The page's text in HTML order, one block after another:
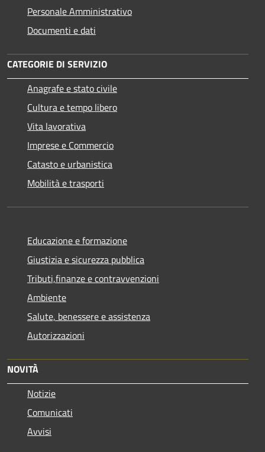
Personale Amministrativo
Documenti e dati
CATEGORIE DI SERVIZIO
Anagrafe e stato civile
Cultura e tempo libero
Vita lavorativa
Imprese e Commercio
Catasto e urbanistica
Mobilità e trasporti
Educazione e formazione
Giustizia e sicurezza pubblica
Tributi,finanze e contravvenzioni
Ambiente
Salute, benessere e assistenza
Autorizzazioni
NOVITÀ
Notizie
Comunicati
Avvisi